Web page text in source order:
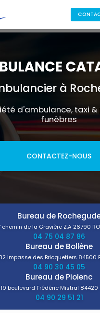
à
d'ambulance, taxi
funèbres
CONTACTEZ-NOUS
Bureau de
chemin de la Gravière Z.A 26790
04 75 04 87 86
Bureau de Bollène
impasse des Bricquetiers 84500
04 90 30 45 05
Bureau de Piolenc
boulevard Frédéric Mistral 84420
04 90 29 51 21